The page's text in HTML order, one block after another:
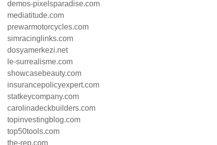
demos-pixelsparadise.com
mediatitude.com
prewarmotorcycles.com
simracinglinks.com
dosyamerkezi.net
le-surrealisme.com
showcasebeauty.com
insurancepolicyexpert.com
statkeycompany.com
carolinadeckbuilders.com
topinvestingblog.com
top50tools.com
the-rep.com